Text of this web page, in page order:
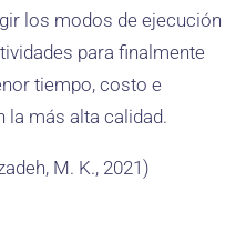
los modos de ejecución
para finalmente
tiempo, costo e
la más alta calidad.
M. K., 2021)